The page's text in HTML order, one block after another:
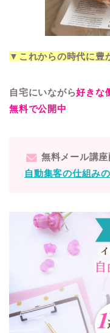
▼これからの時代に豊
自宅にいながら好きな
無料で公開中
無料メール講座
自動集客の仕組み